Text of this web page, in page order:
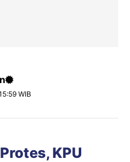
WIB
KPU